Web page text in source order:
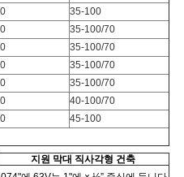
35-100
35-100/70
35-100/70
35-100/70
35-100/70
40-100/70
45-100
지원 막대 직사각형 건축